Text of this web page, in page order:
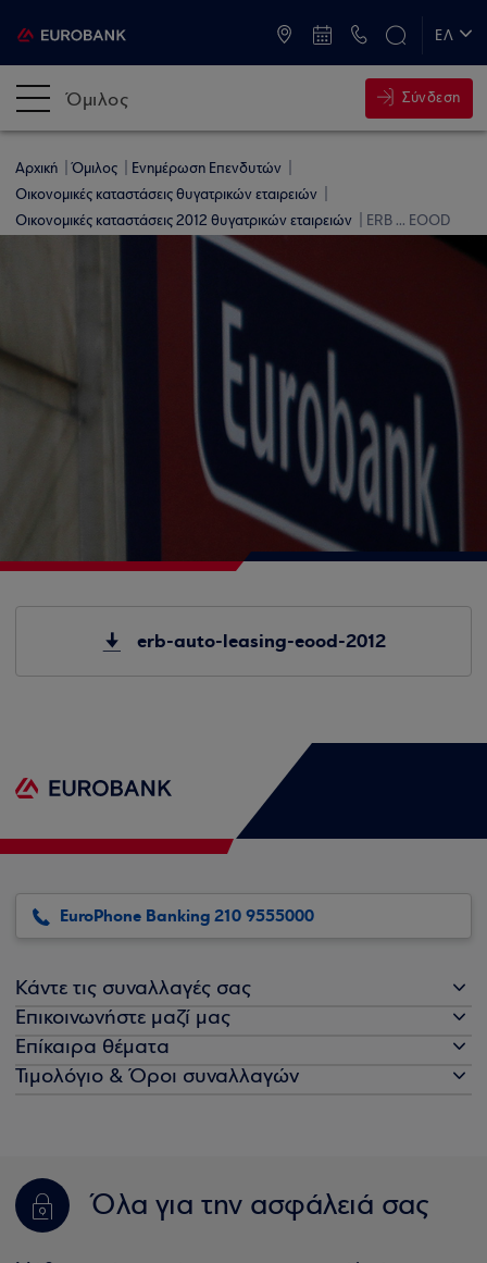
ΕΛ
Όμιλος Σύνδεση
Αρχική Όμιλος
Ενημέρωση Επενδυτών
Οικονομικές καταστάσεις θυγατρικών εταιρειών
Οικονομικές καταστάσεις 2012 θυγατρικών εταιρειών
ERB ... EOOD
erb-auto-leasing-eood-2012
EuroPhone Banking 210 9555000
Κάντε τις συναλλαγές σας
Επικοινωνήστε μαζί μας
Επίκαιρα θέματα
Τιμολόγιο & Όροι συναλλαγών
Όλα για την ασφάλειά σας